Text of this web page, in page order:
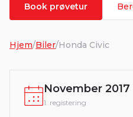
Book prøvetur
Hjem/Biler/Honda Civic
November 2017
1. registering